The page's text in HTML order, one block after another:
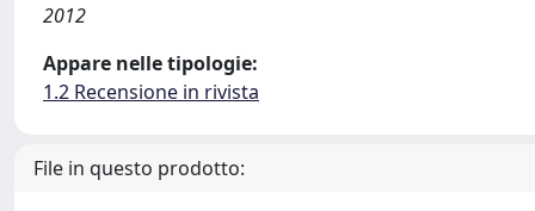
2012
Appare nelle tipologie:
1.2 Recensione in rivista
File in questo prodotto: